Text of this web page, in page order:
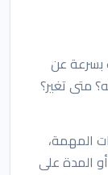
بسرعة عن
متى تغير؟
المهمة،
المدة على